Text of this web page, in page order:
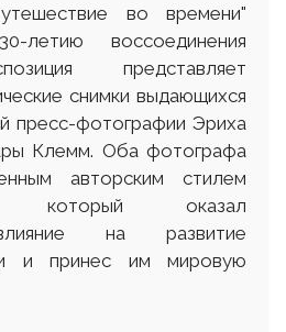
во времени"
летию воссоединения
представляет
снимки выдающихся
пресс-фотографии Эриха
Клемм. Оба фотографа
авторским стилем
который оказал
на развитие
и принес им мировую